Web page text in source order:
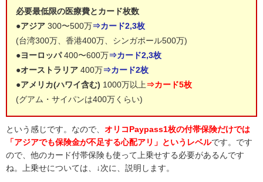
必要最低限の医療費とカード枚数
●アジア 300〜500万⇒カード2,3枚
(台湾300万、香港400万、シンガポール500万)
●ヨーロッパ400〜600万⇒カード2,3枚
●オーストラリア 400万⇒カード2枚
●アメリカ(ハワイ含む) 1000万以上⇒カード5枚
(グアム・サイパンは400万くらい)
という感じです。なので、 オリコPaypass1枚の付帯保険だけでは
「アジアでも保険金が不足する心配アリ」というレベルです。です
ので、他のカード付帯保険も使って上乗せする必要があるんです
ね。上乗せについては、↓次に、説明します。